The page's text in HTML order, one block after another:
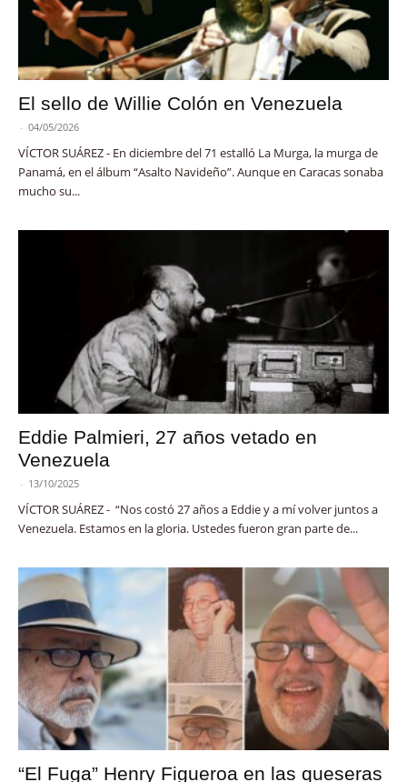
El sello de Willie Colón en Venezuela
- 04/05/2026
VÍCTOR SUÁREZ - En diciembre del 71 estalló La Murga, la murga de
Panamá, en el álbum “Asalto Navideño”. Aunque en Caracas sonaba
mucho su...
Eddie Palmieri, 27 años vetado en
Venezuela
- 13/10/2025
VÍCTOR SUÁREZ - “Nos costó 27 años a Eddie y a mí volver juntos a
Venezuela. Estamos en la gloria. Ustedes fueron gran parte de...
“El Fuga” Henry Figueroa en las queseras